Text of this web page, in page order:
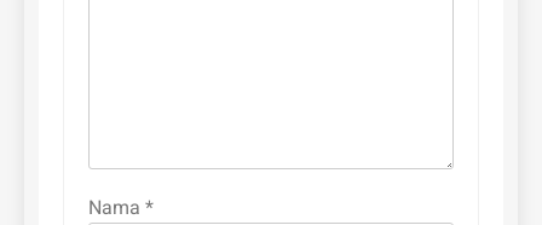
Nama *